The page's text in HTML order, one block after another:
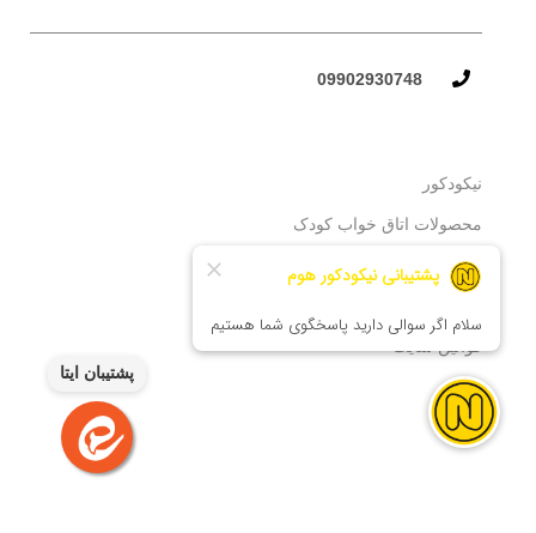
پشتیبان ایتا
09902930748​
نیکودکور
محصولات اتاق خواب کودک
درباره‌ی ما
NEW
قوانین سایت